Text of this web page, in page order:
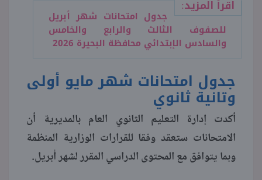
اقرأ المزيد:
جدول امتحانات شهر أبريل
للصفوف الثالث والرابع والخامس
والسادس الإبتدائي محافظة البحيرة 2026
جدول امتحانات شهر مايو أولى
وتانية ثانوي
أكدت إدارة التعليم الثانوي العام بالمديرية أن
الامتحانات ستعقد وفقا للقرارات الوزارية المنظمة
وبما يتوافق مع المحتوى الدراسي المقرر لشهر أبريل.